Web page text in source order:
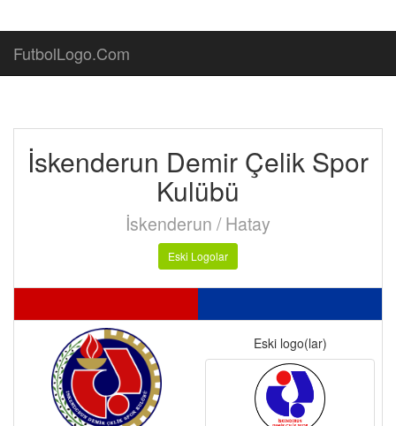
FutbolLogo.Com
İskenderun Demir Çelik Spor
Kulübü
İskenderun / Hatay
Eski Logolar
Eski logo(lar)